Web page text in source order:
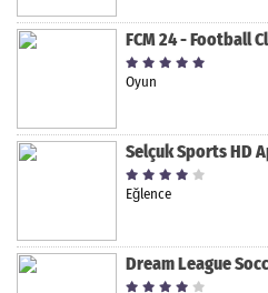
Oyun
Eğlence